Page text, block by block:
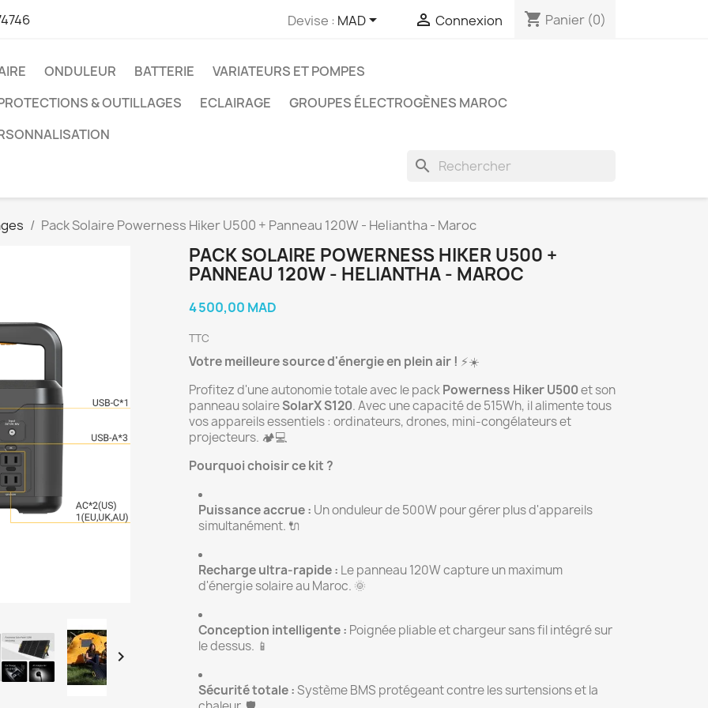
Devise : MAD  Connexion shopping_cart Panier (0)
ONDULEUR BATTERIE
VARIATEURS ET POMPES
& OUTILLAGES
ECLAIRAGE
GROUPES ÉLECTROGÈNES MAROC
search
Pack Solaire Powerness Hiker U500 + Panneau 120W - Heliantha - Maroc

PACK SOLAIRE POWERNESS HIKER U500 +
PANNEAU 120W - HELIANTHA - MAROC
4 500,00 MAD
TTC
Votre meilleure source d'énergie en plein air ! ⚡☀️
Profitez d'une autonomie totale avec le packPowerness Hiker U500et son
panneau solaireSolarX S120. Avec une capacité de 515Wh, il alimente tous
vos appareils essentiels : ordinateurs, drones, mini-congélateurs et
projecteurs. 🏕️💻
Pourquoi choisir ce kit ?
Puissance accrue : Un onduleur de 500W pour gérer plus d'appareils
simultanément. 🔌
Recharge ultra-rapide : Le panneau 120W capture un maximum
d'énergie solaire au Maroc. 🌞
Conception intelligente : Poignée pliable et chargeur sans fil intégré sur
le dessus. 📱
Sécurité totale :Système BMS protégeant contre les surtensions et la